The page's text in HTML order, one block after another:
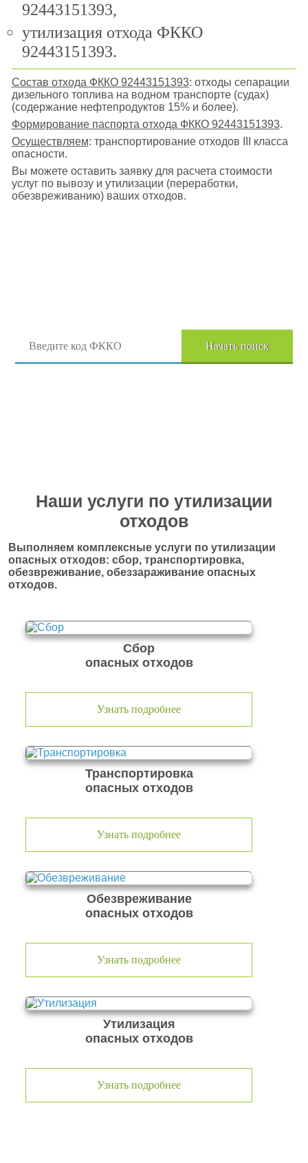
92443151393,
утилизация отхода ФККО
92443151393.
Состав отхода ФККО 92443151393: отходы сепарации
дизельного топлива на водном транспорте (судах)
(содержание нефтепродуктов 15% и более).
Формирование паспорта отхода ФККО 92443151393.
Осуществляем: транспортирование отходов III класса
опасности.
Вы можете оставить заявку для расчета стоимости
услуг по вывозу и утилизации (переработки,
обезвреживанию) ваших отходов.
Начать поиск
Наши услуги по утилизации
отходов
Выполняем комплексные услуги по утилизации
опасных отходов: сбор, транспортировка,
обезвреживание, обеззараживание опасных
отходов.
Сбор
опасных отходов
Узнать подробнее
Транспортировка
опасных отходов
Узнать подробнее
Обезвреживание
опасных отходов
Узнать подробнее
Утилизация
опасных отходов
Узнать подробнее